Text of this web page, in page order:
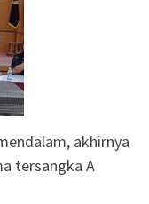
akhirnya
tersangka A